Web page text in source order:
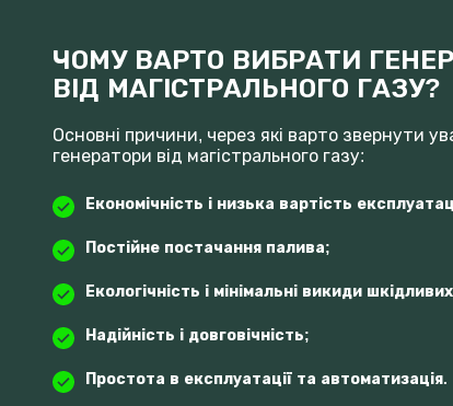
ЧОМУ ВАРТО ВИБРАТИ
ВІД МАГІСТРАЛЬНОГО ГАЗУ?
Основні причини, через які варто звернути
генератори від магістрального газу:
Економічність і низька вартість
Постійне постачання палива;
Екологічність і мінімальні викиди
Надійність і довговічність;
Простота в експлуатації та автоматизація.